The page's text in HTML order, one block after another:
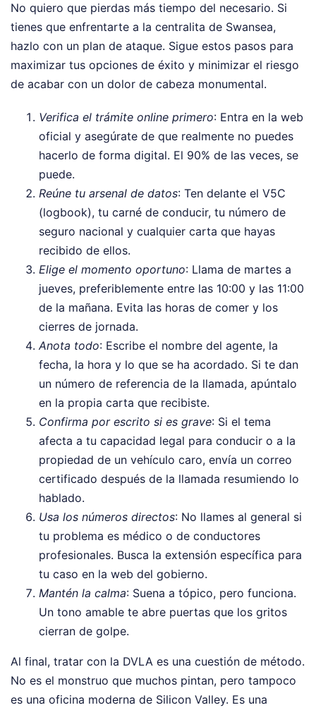
No quiero que pierdas más tiempo del necesario. Si
tienes que enfrentarte a la centralita de Swansea,
hazlo con un plan de ataque. Sigue estos pasos para
maximizar tus opciones de éxito y minimizar el riesgo
de acabar con un dolor de cabeza monumental.
Verifica el trámite online primero: Entra en la web
oficial y asegúrate de que realmente no puedes
hacerlo de forma digital. El 90% de las veces, se
puede.
Reúne tu arsenal de datos: Ten delante el V5C
(logbook), tu carné de conducir, tu número de
seguro nacional y cualquier carta que hayas
recibido de ellos.
Elige el momento oportuno: Llama de martes a
jueves, preferiblemente entre las 10:00 y las 11:00
de la mañana. Evita las horas de comer y los
cierres de jornada.
Anota todo: Escribe el nombre del agente, la
fecha, la hora y lo que se ha acordado. Si te dan
un número de referencia de la llamada, apúntalo
en la propia carta que recibiste.
Confirma por escrito si es grave: Si el tema
afecta a tu capacidad legal para conducir o a la
propiedad de un vehículo caro, envía un correo
certificado después de la llamada resumiendo lo
hablado.
Usa los números directos: No llames al general si
tu problema es médico o de conductores
profesionales. Busca la extensión específica para
tu caso en la web del gobierno.
Mantén la calma: Suena a tópico, pero funciona.
Un tono amable te abre puertas que los gritos
cierran de golpe.
Al final, tratar con la DVLA es una cuestión de método.
No es el monstruo que muchos pintan, pero tampoco
es una oficina moderna de Silicon Valley. Es una